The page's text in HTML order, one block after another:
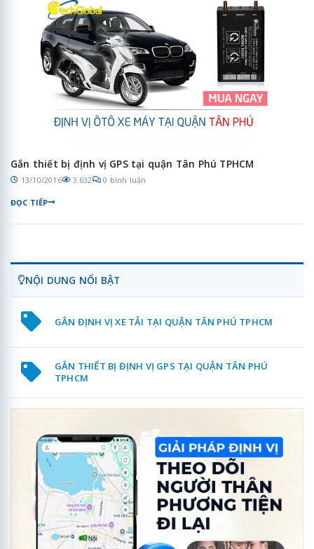
Gắn thiết bị định vị GPS tại quận Tân Phú TPHCM
13/10/2016 3.632 0 bình luận
ĐỌC TIẾP
NỘI DUNG NỔI BẬT
GẮN ĐỊNH VỊ XE TẢI TẠI QUẬN TÂN PHÚ TPHCM
GẮN THIẾT BỊ ĐỊNH VỊ GPS TẠI QUẬN TÂN PHÚ
TPHCM